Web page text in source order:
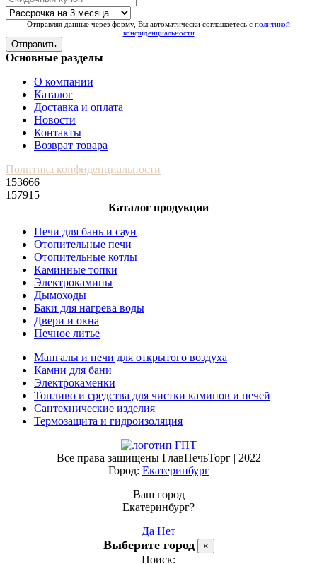
Отправляя данные через форму, Вы автоматически соглашаетесь с политикой
конфиденциальности
Отправить
Основные разделы
О компании
Каталог
Доставка и оплата
Новости
Контакты
Возврат товара
Политика конфиденциальности
153666
157915
Каталог продукции
Печи для бань и саун
Отопительные печи
Отопительные котлы
Каминные топки
Электрокамины
Дымоходы
Баки для нагрева воды
Двери и окна
Печное литье
Мангалы и печи для открытого воздуха
Камни для бани
Электрокаменки
Топливо и средства для чистки каминов и печей
Сантехнические изделия
Термозащита и гидроизоляция
Все права защищены ГлавПечьТорг | 2022
Город: Екатеринбург
Ваш город
Екатеринбург?
Да Нет
Выберите город ×
Поиск: